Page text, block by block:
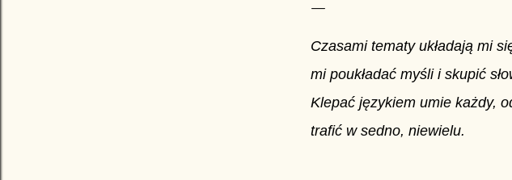
Czasami tematy układają mi
mi poukładać myśli i skupić
Klepać językiem umie każdy,
trafić w sedno, niewielu.